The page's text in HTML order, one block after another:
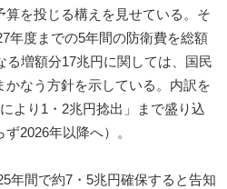
を投じる構えを見せている。そ
年度までの5年間の防衛費を総額
る増額分17兆円に関しては、国民
なう方針を示している。内訳を
より1・2兆円捻出」まで盛り込
2026年以降へ）。
年間で約7・5兆円確保すると告知